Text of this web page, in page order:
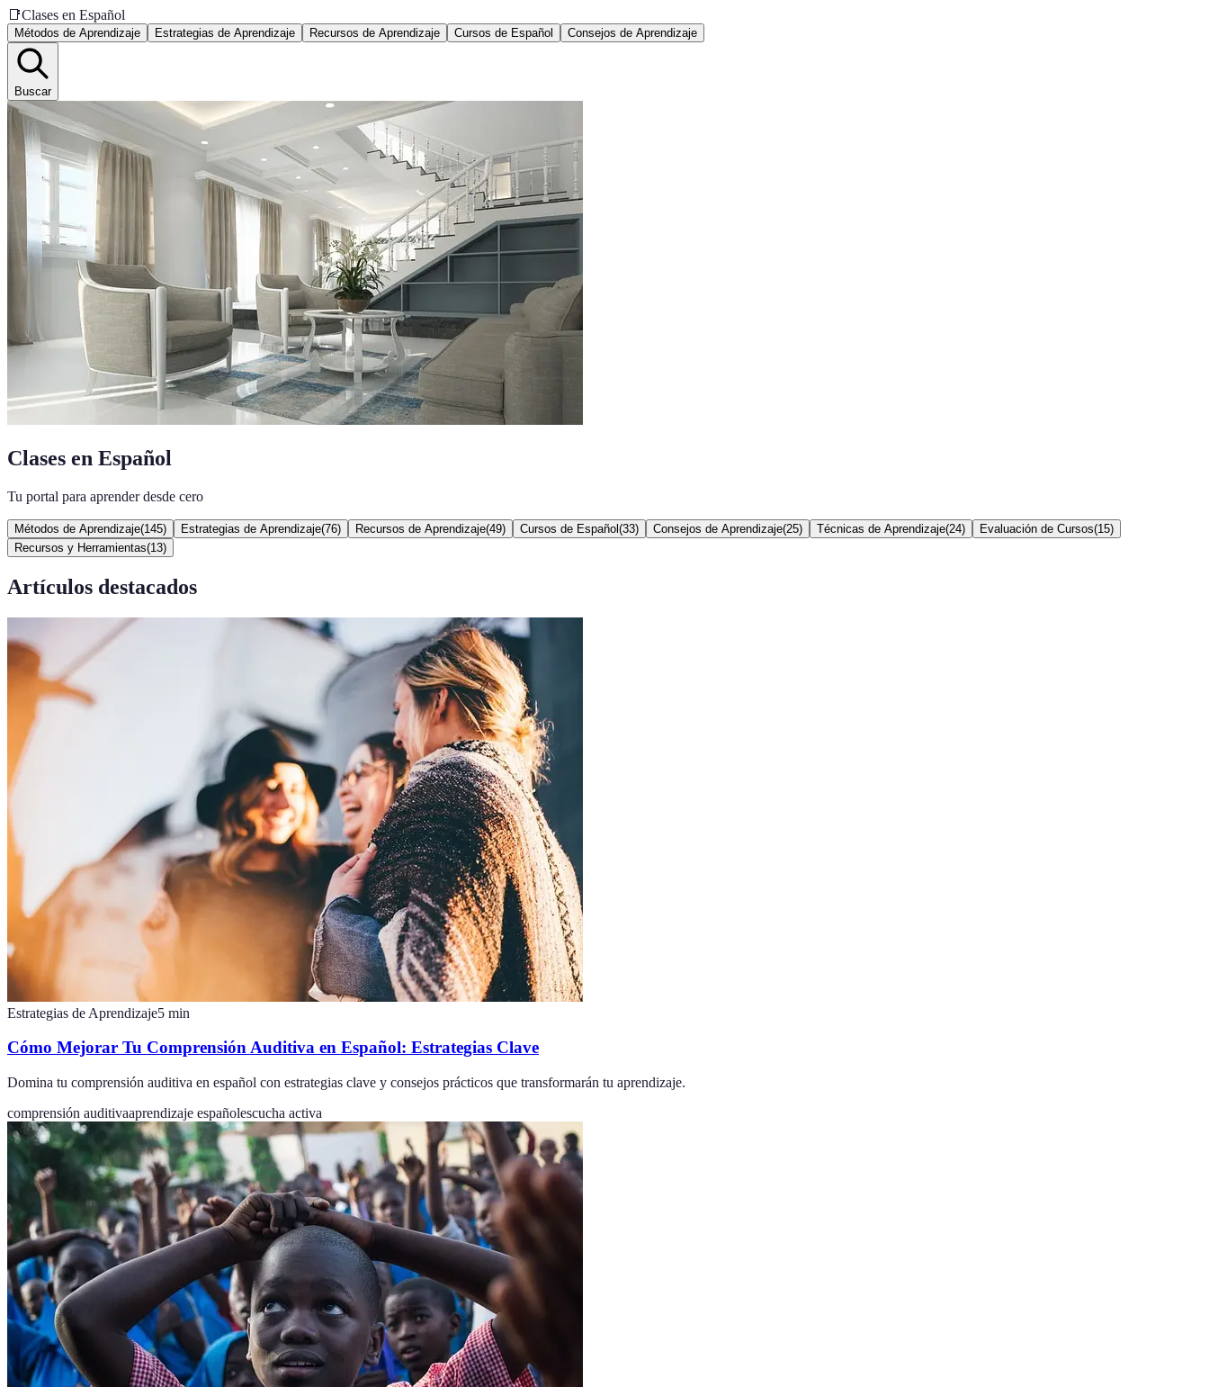
📑Clases en Español
Métodos de Aprendizaje Estrategias de Aprendizaje Recursos de Aprendizaje Cursos de Español Consejos de Aprendizaje
Buscar
Clases en Español
Tu portal para aprender desde cero
Métodos de Aprendizaje(145) Estrategias de Aprendizaje(76) Recursos de Aprendizaje(49) Cursos de Español (33) Consejos de Aprendizaje(25) Técnicas de Aprendizaje(24) Evaluación de Cursos(15)
Recursos y Herramientas(13)
Artículos destacados
Estrategias de Aprendizaje5 min
Cómo Mejorar Tu Comprensión Auditiva en Español: Estrategias Clave
Domina tu comprensión auditiva en español con estrategias clave y consejos prácticos que transformarán tu aprendizaje.
comprensión auditivaaprendizaje españolescucha activa